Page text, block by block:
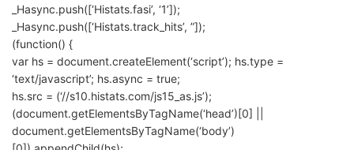
_Hasync.push([‘Histats.fasi’, ‘1’]);
_Hasync.push([‘Histats.track_hits’, ”]);
(function() {
var hs = document.createElement(‘script’); hs.type =
‘text/javascript’; hs.async = true;
hs.src = (‘//s10.histats.com/js15_as.js’);
(document.getElementsByTagName(‘head’)[0] ||
document.getElementsByTagName(‘body’)